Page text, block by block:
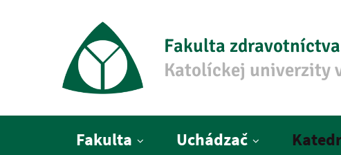
Fakulta zdravotníctva
Katolíckej univerzity
Fakulta Uchádzač